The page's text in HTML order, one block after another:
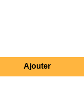
Ajouter